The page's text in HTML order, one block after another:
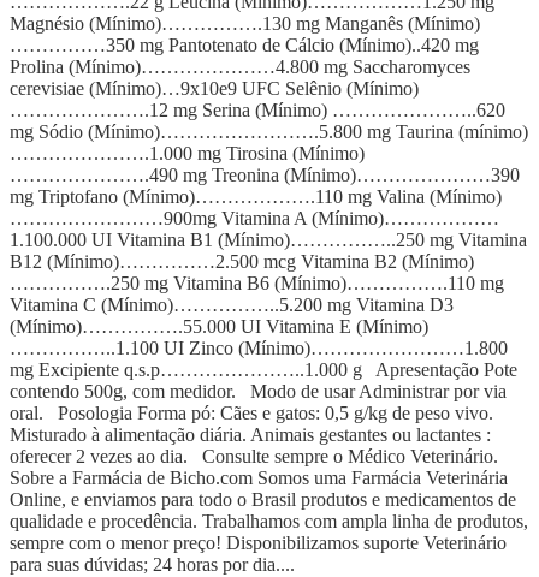
Magnésio (Mínimo)…………….130 mg Manganês (Mínimo)
……………350 mg Pantotenato de Cálcio (Mínimo)..420 mg
Prolina (Mínimo)…………………4.800 mg Saccharomyces
cerevisiae (Mínimo)…9x10e9 UFC Selênio (Mínimo)
………………….12 mg Serina (Mínimo) …………………..620
mg Sódio (Mínimo)…………………….5.800 mg Taurina (mínimo)
………………….1.000 mg Tirosina (Mínimo)
………………….490 mg Treonina (Mínimo)…………………390
mg Triptofano (Mínimo)……………….110 mg Valina (Mínimo)
……………………900mg Vitamina A (Mínimo)………………
1.100.000 UI Vitamina B1 (Mínimo)……………..250 mg Vitamina
B12 (Mínimo)……………2.500 mcg Vitamina B2 (Mínimo)
…………….250 mg Vitamina B6 (Mínimo)…………….110 mg
Vitamina C (Mínimo)……………..5.200 mg Vitamina D3
(Mínimo)…………….55.000 UI Vitamina E (Mínimo)
……………..1.100 UI Zinco (Mínimo)……………………1.800
mg Excipiente q.s.p…………………..1.000 g Apresentação Pote
contendo 500g, com medidor. Modo de usar Administrar por via
oral. Posologia Forma pó: Cães e gatos: 0,5 g/kg de peso vivo.
Misturado à alimentação diária. Animais gestantes ou lactantes :
oferecer 2 vezes ao dia. Consulte sempre o Médico Veterinário.
Sobre a Farmácia de Bicho.com Somos uma Farmácia Veterinária
Online, e enviamos para todo o Brasil produtos e medicamentos de
qualidade e procedência. Trabalhamos com ampla linha de produtos,
sempre com o menor preço! Disponibilizamos suporte Veterinário
para suas dúvidas; 24 horas por dia....